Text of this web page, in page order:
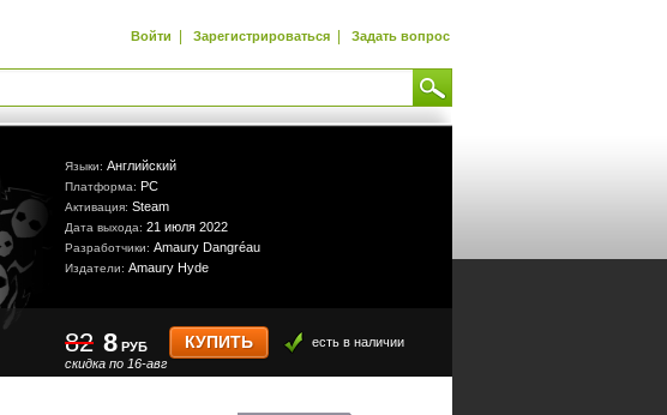
Войти | Зарегистрироваться | Задать вопрос
Языки: Английский
Платформа: PC
Активация: Steam
Дата выхода: 21 июля 2022
Разработчики: Amaury Dangréau
Издатели: Amaury Hyde
82
скидка по 16-авг
8 РУБ КУПИТЬ есть в наличии